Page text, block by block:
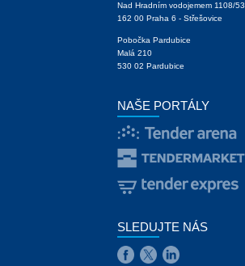
Nad Hradním vodojemem 1108/53
162 00 Praha 6 - Střešovice
Pobočka Pardubice
Malá 210
530 02 Pardubice
NAŠE PORTÁLY
SLEDUJTE NÁS